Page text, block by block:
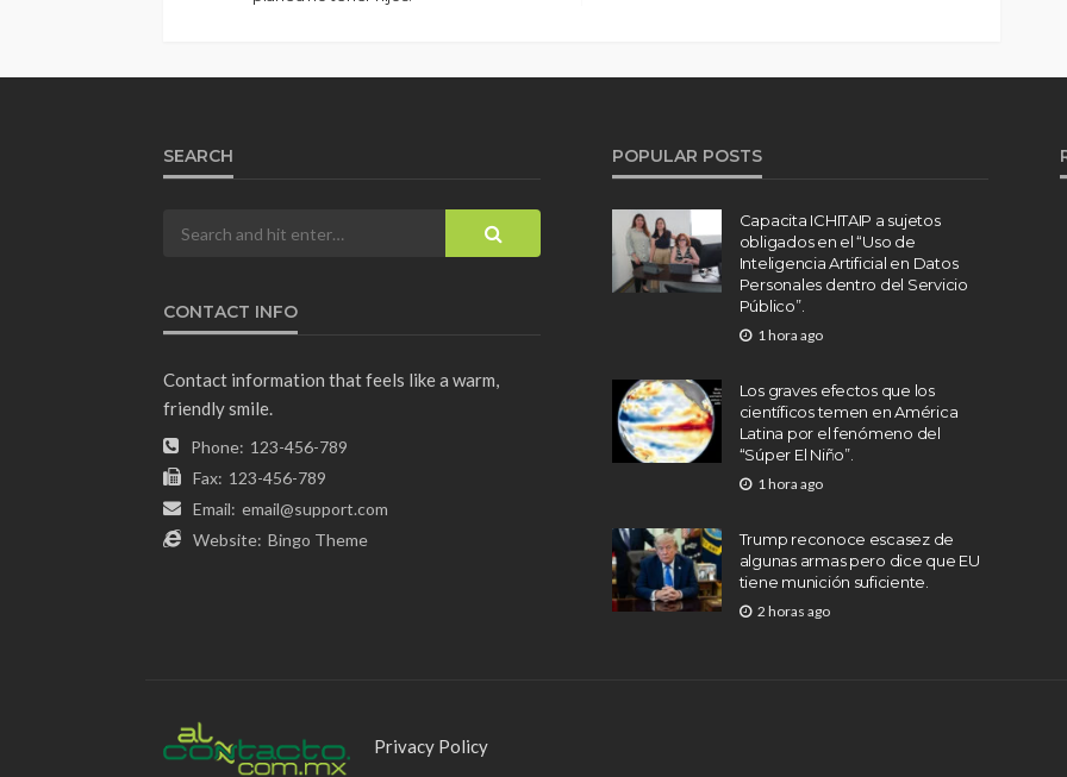
SEARCH
CONTACT INFO
Contact information that feels like a warm,
friendly smile.
Phone: 123-456-789
Fax: 123-456-789
Email: email@support.com
Website: Bingo Theme
POPULAR POSTS
Capacita ICHITAIP a sujetos
obligados en el “Uso de
Inteligencia Artificial en Datos
Personales dentro del Servicio
Público”.
1 hora ago
Los graves efectos que los
científicos temen en América
Latina por el fenómeno del
“Súper El Niño”.
1 hora ago
Trump reconoce escasez de
algunas armas pero dice que EU
tiene munición suficiente.
2 horas ago
Privacy Policy